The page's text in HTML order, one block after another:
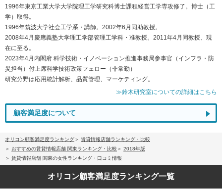
1996年東京工業大学大学院理工学研究科博士課程経営工学専攻修了。博士（工
学）取得。
1996年筑波大学社会工学系・講師。2002年6月同助教授。
2008年4月慶應義塾大学理工学部管理工学科・准教授。2011年4月同教授、現
在に至る。
2023年4月内閣府 科学技術・イノベーション推進事務局参事官（インフラ・防
災担当）付上席科学技術政策フェロー（非常勤）
研究分野は応用統計解析、品質管理、マーケティング。
≫鈴木研究室についての詳細はこちら
顧客満足度について
オリコン顧客満足度ランキング
賃貸情報店舗ランキング・比較
おすすめの賃貸情報店舗 関東ランキング・比較
2018年版
賃貸情報店舗 関東の女性ランキング・口コミ情報
オリコン顧客満足度ランキング一覧